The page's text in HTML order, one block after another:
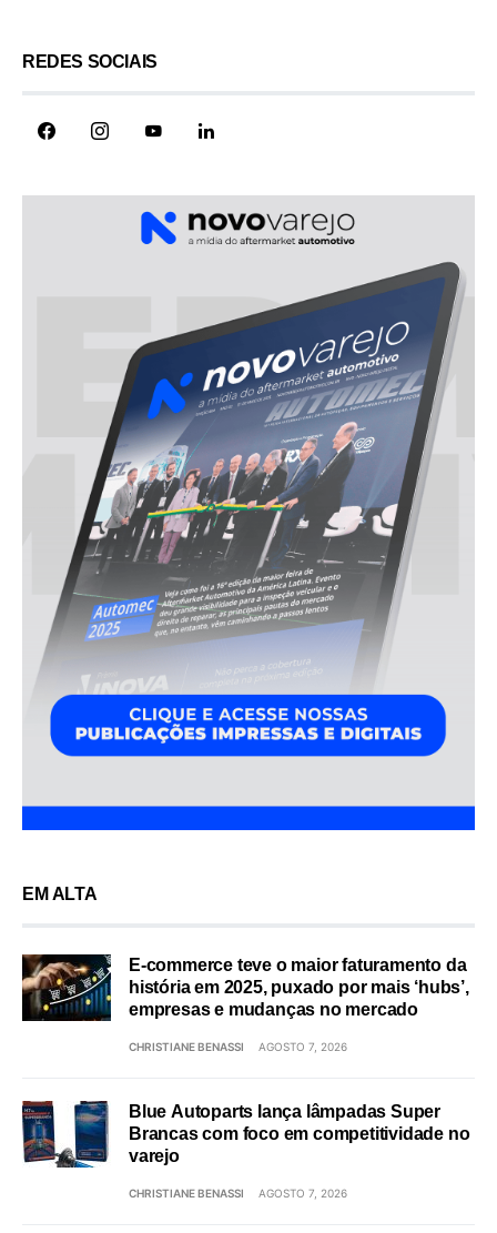
REDES SOCIAIS
EM ALTA
E-commerce teve o maior faturamento da
história em 2025, puxado por mais ‘hubs’,
empresas e mudanças no mercado
CHRISTIANE BENASSI AGOSTO 7, 2026
Blue Autoparts lança lâmpadas Super
Brancas com foco em competitividade no
varejo
CHRISTIANE BENASSI AGOSTO 7, 2026